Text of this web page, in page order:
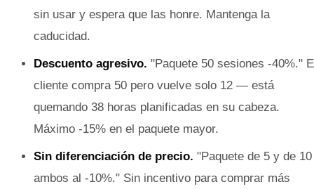
sin usar y espera que las honre. Mantenga la
caducidad.
Descuento agresivo. "Paquete 50 sesiones -40%."
cliente compra 50 pero vuelve solo 12 — está
quemando 38 horas planificadas en su cabeza.
Máximo -15% en el paquete mayor.
Sin diferenciación de precio. "Paquete de 5 y de 10
ambos al -10%." Sin incentivo para comprar más